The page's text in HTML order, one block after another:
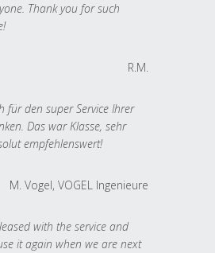
Thank you for such
R.M.
für den super Service Ihrer
Das war Klasse, sehr
empfehlenswert!
M. Vogel, VOGEL Ingenieure
with the service and
it again when we are next